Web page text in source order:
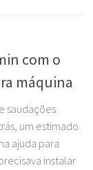
com o
máquina
saudações
um estimado
ajuda para
instalar